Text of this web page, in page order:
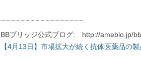
¨¨¨¨¨¨¨¨¨¨¨¨¨¨¨¨¨¨¨¨¨¨¨¨¨¨¨¨¨¨¨¨¨
BBブリッジ公式ブログ: http://ameblo.jp/
【4月13日】市場拡大が続く抗体医薬品の